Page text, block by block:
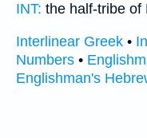
INT: the half-tribe of
Interlinear Greek •
Numbers •
Englishman's